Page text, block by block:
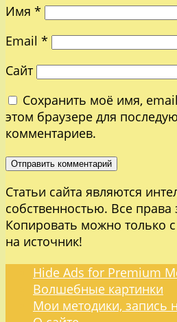
Имя *
Email *
Сайт
Сохранить моё имя,
этом браузере для
комментариев.
Статьи сайта являются
собственностью. Все
Копировать можно только
на источник!
Hide Ads for Premium
Волшебные картинки
Мои методики, запись